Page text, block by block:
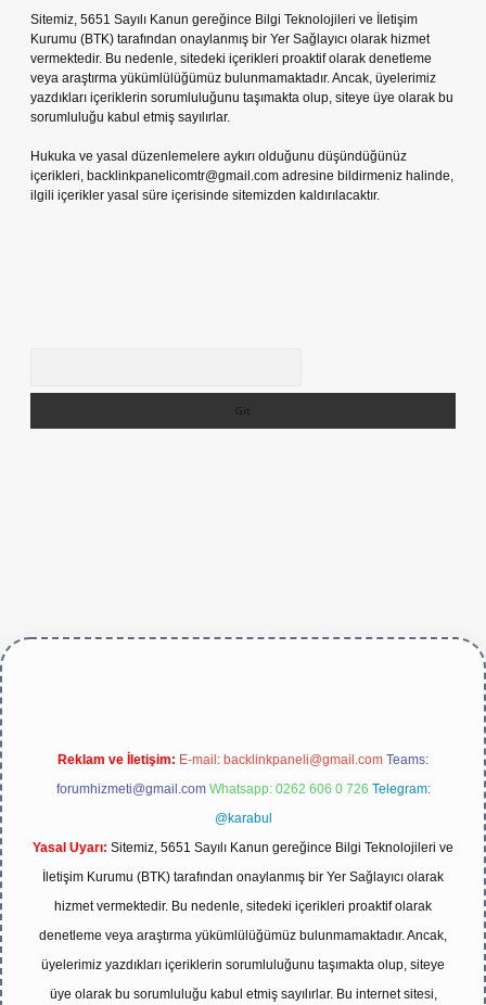
Sitemiz, 5651 Sayılı Kanun gereğince Bilgi Teknolojileri ve İletişim
Kurumu (BTK) tarafından onaylanmış bir Yer Sağlayıcı olarak hizmet
vermektedir. Bu nedenle, sitedeki içerikleri proaktif olarak denetleme
veya araştırma yükümlülüğümüz bulunmamaktadır. Ancak, üyelerimiz
yazdıkları içeriklerin sorumluluğunu taşımakta olup, siteye üye olarak bu
sorumluluğu kabul etmiş sayılırlar.
Hukuka ve yasal düzenlemelere aykırı olduğunu düşündüğünüz
içerikleri, backlinkpanelicomtr@gmail.com adresine bildirmeniz halinde,
ilgili içerikler yasal süre içerisinde sitemizden kaldırılacaktır.
betexper.live/
Reklam ve İletişim: E-mail: backlinkpaneli@gmail.com Teams:
forumhizmeti@gmail.com Whatsapp: 0262 606 0 726 Telegram:
@karabul
Yasal Uyarı: Sitemiz, 5651 Sayılı Kanun gereğince Bilgi Teknolojileri ve
İletişim Kurumu (BTK) tarafından onaylanmış bir Yer Sağlayıcı olarak
hizmet vermektedir. Bu nedenle, sitedeki içerikleri proaktif olarak
denetleme veya araştırma yükümlülüğümüz bulunmamaktadır. Ancak,
üyelerimiz yazdıkları içeriklerin sorumluluğunu taşımakta olup, siteye
üye olarak bu sorumluluğu kabul etmiş sayılırlar. Bu internet sitesi,